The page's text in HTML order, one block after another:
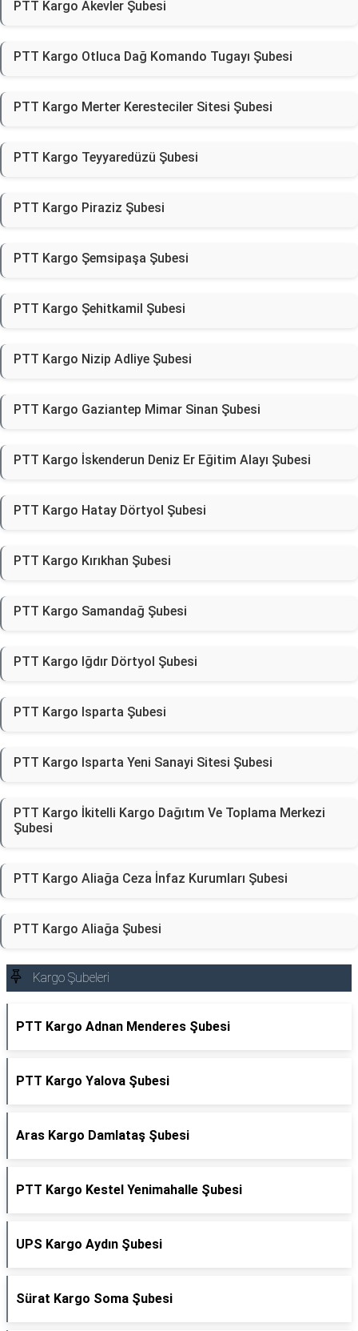
PTT Kargo Akevler Şubesi
PTT Kargo Otluca Dağ Komando Tugayı Şubesi
PTT Kargo Merter Keresteciler Sitesi Şubesi
PTT Kargo Teyyaredüzü Şubesi
PTT Kargo Piraziz Şubesi
PTT Kargo Şemsipaşa Şubesi
PTT Kargo Şehitkamil Şubesi
PTT Kargo Nizip Adliye Şubesi
PTT Kargo Gaziantep Mimar Sinan Şubesi
PTT Kargo İskenderun Deniz Er Eğitim Alayı Şubesi
PTT Kargo Hatay Dörtyol Şubesi
PTT Kargo Kırıkhan Şubesi
PTT Kargo Samandağ Şubesi
PTT Kargo Iğdır Dörtyol Şubesi
PTT Kargo Isparta Şubesi
PTT Kargo Isparta Yeni Sanayi Sitesi Şubesi
PTT Kargo İkitelli Kargo Dağıtım Ve Toplama Merkezi
Şubesi
PTT Kargo Aliağa Ceza İnfaz Kurumları Şubesi
PTT Kargo Aliağa Şubesi
Kargo Şubeleri
PTT Kargo Adnan Menderes Şubesi
PTT Kargo Yalova Şubesi
Aras Kargo Damlataş Şubesi
PTT Kargo Kestel Yenimahalle Şubesi
UPS Kargo Aydın Şubesi
Sürat Kargo Soma Şubesi